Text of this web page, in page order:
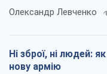
Олександр Левченко
Ні зброї, ні людей:
нову армію